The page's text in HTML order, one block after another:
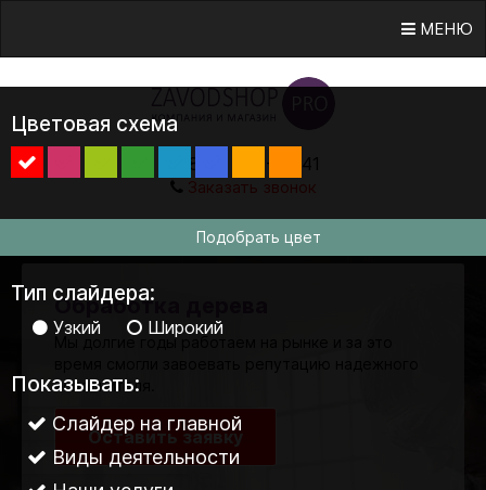
Цветовая схема
Подобрать цвет
Тип слайдера:
Узкий Широкий
Показывать:
Слайдер на главной
Виды деятельности
МЕНЮ
8 (800) 555-38-41
Заказать звонок
Обработка дерева
Мы долгие годы работаем на рынке и за это
исполнителя.
Оставить заявку